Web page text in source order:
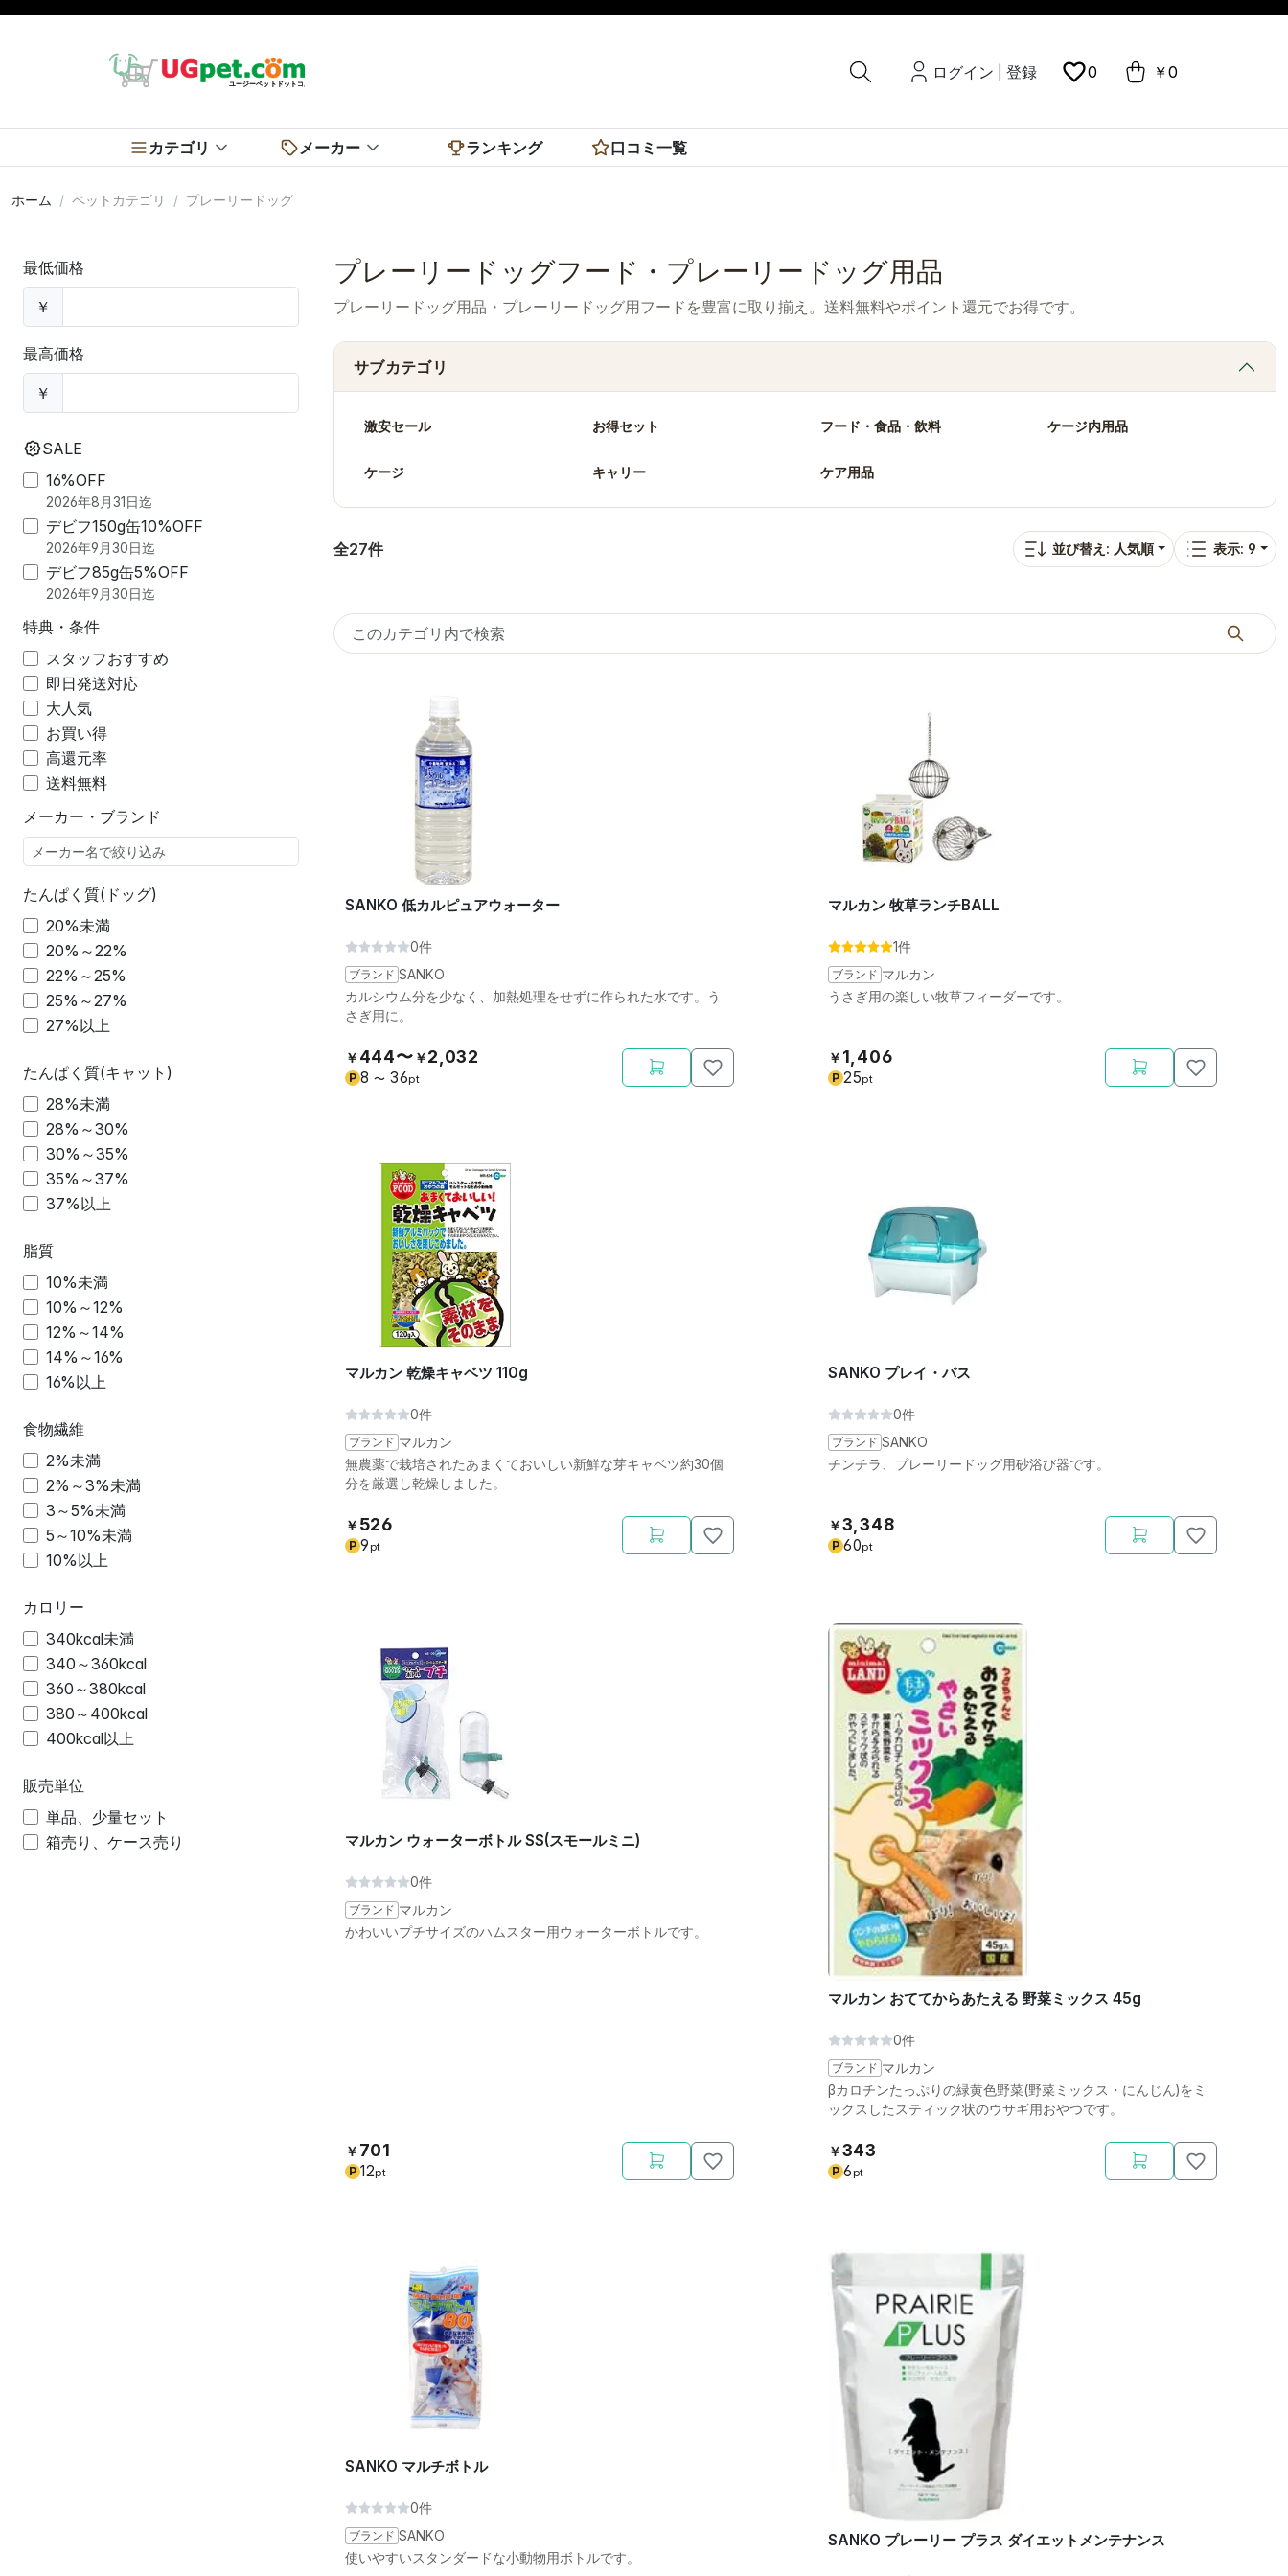
ログイン 登録 0 ￥0
カテゴリ メーカー ランキング 口コミ一覧
ホーム ペットカテゴリ プレーリードッグ
最低価格
￥
最高価格
￥
SALE
16%OFF
2026年8月31日迄
デビフ150g缶10%OFF
2026年9月30日迄
デビフ85g缶5%OFF
2026年9月30日迄
特典・条件
スタッフおすすめ
即日発送対応
大人気
お買い得
高還元率
送料無料
メーカー・ブランド
たんぱく質(ドッグ)
20%未満
20%～22%
22%～25%
25%～27%
27%以上
たんぱく質(キャット)
28%未満
28%～30%
30%～35%
35%～37%
37%以上
脂質
10%未満
10%～12%
12%～14%
14%～16%
16%以上
食物繊維
2%未満
2%～3%未満
3～5%未満
5～10%未満
10%以上
カロリー
340kcal未満
340～360kcal
360～380kcal
380～400kcal
400kcal以上
販売単位
単品、少量セット
箱売り、ケース売り
プレーリードッグフード・プレーリードッグ用品
プレーリードッグ用品・プレーリードッグ用フードを豊富に取り揃え。送料無料やポイント還元でお得です。
サブカテゴリ
激安セール お得セット フード・食品・飲料 ケージ内用品
ケージ キャリー ケア用品
全27件 並び替え: 人気順 表示: 9
SANKO 低カルピュアウォーター
0件
ブランド SANKO
カルシウム分を少なく、加熱処理をせずに作られた水です。う
さぎ用に。
￥ 444〜 ￥2,032
P 8 〜 36pt
マルカン 牧草ランチBALL
1件
ブランド マルカン
うさぎ用の楽しい牧草フィーダーです。
￥ 1,406
P 25pt
マルカン 乾燥キャベツ 110g
0件
ブランド マルカン
無農薬で栽培されたあまくておいしい新鮮な芽キャベツ約30個
分を厳選し乾燥しました。
￥ 526
P 9 pt
SANKO プレイ・バス
0件
ブランド SANKO
チンチラ、プレーリードッグ用砂浴び器です。
￥3,348
P 60pt
マルカン ウォーターボトル SS(スモールミニ)
0件
ブランド マルカン
かわいいプチサイズのハムスター用ウォーターボトルです。
￥ 701
P 12pt
マルカン おててからあたえる 野菜ミックス 45g
0件
ブランド マルカン
βカロチンたっぷりの緑黄色野菜(野菜ミックス・にんじん)をミ
ックスしたスティック状のウサギ用おやつです。
￥343
P 6 pt
SANKO マルチボトル
0件
ブランド SANKO
使いやすいスタンダードな小動物用ボトルです。
SANKO プレーリー プラス ダイエットメンテナンス